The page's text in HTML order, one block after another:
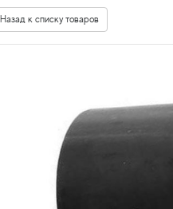
Назад к списку товаров